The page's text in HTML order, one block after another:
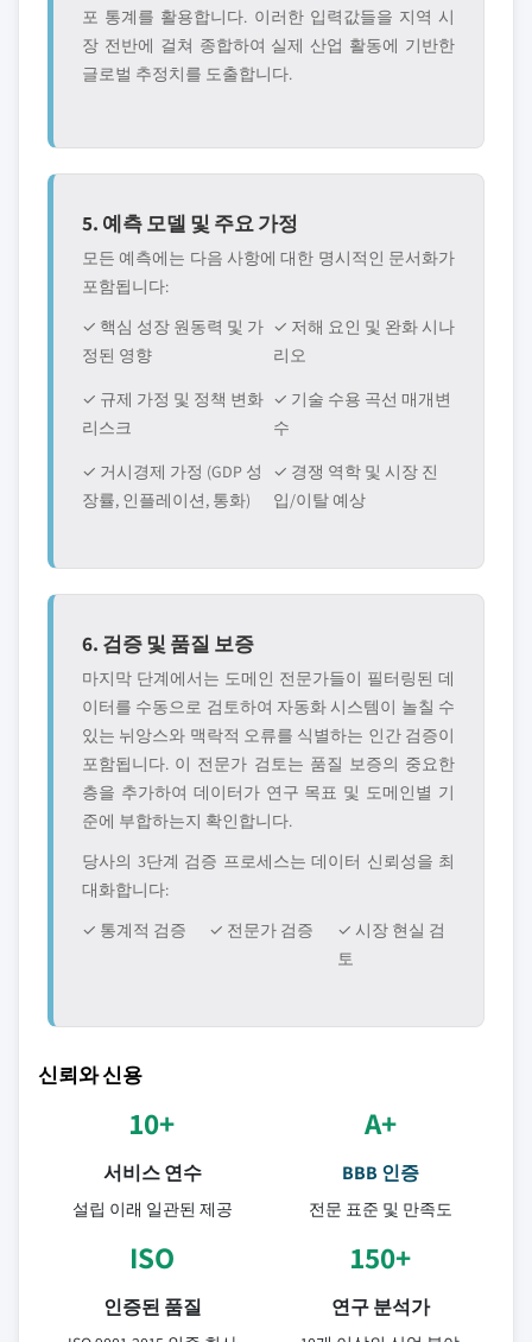
포 통계를 활용합니다. 이러한 입력값들을 지역 시
장 전반에 걸쳐 종합하여 실제 산업 활동에 기반한
글로벌 추정치를 도출합니다.
5. 예측 모델 및 주요 가정
모든 예측에는 다음 사항에 대한 명시적인 문서화가
포함됩니다:
✓ 핵심 성장 원동력 및 가
정된 영향
✓ 저해 요인 및 완화 시나
리오
✓ 규제 가정 및 정책 변화
리스크
✓ 기술 수용 곡선 매개변
수
✓ 거시경제 가정 (GDP 성
장률, 인플레이션, 통화)
✓ 경쟁 역학 및 시장 진
입/이탈 예상
6. 검증 및 품질 보증
마지막 단계에서는 도메인 전문가들이 필터링된 데
이터를 수동으로 검토하여 자동화 시스템이 놀칠 수
있는 뉘앙스와 맥락적 오류를 식별하는 인간 검증이
포함됩니다. 이 전문가 검토는 품질 보증의 중요한
층을 추가하여 데이터가 연구 목표 및 도메인별 기
준에 부합하는지 확인합니다.
당사의 3단계 검증 프로세스는 데이터 신뢰성을 최
대화합니다:
✓ 통계적 검증
✓ 전문가 검증
✓ 시장 현실 검
토
신뢰와 신용
10+
서비스 연수
설립 이래 일관된 제공
A+
BBB 인증
전문 표준 및 만족도
ISO
인증된 품질
150+
연구 분석가